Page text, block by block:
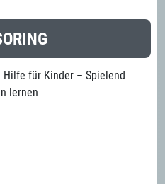
Hilfe für Kinder – Spielend
lernen